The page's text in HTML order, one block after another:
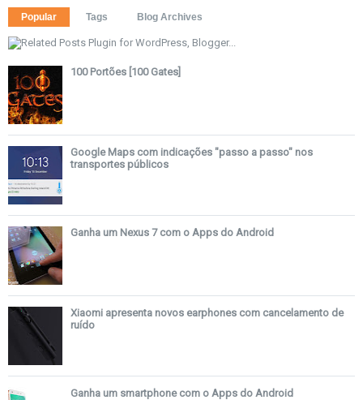
Popular Tags Blog Archives
100 Portões [100 Gates]
Google Maps com indicações "passo a passo" nos
transportes públicos
Ganha um Nexus 7 com o Apps do Android
Xiaomi apresenta novos earphones com cancelamento de
ruído
Ganha um smartphone com o Apps do Android